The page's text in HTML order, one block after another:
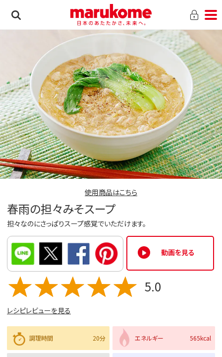
使用商品はこちら
春雨の担々みそスープ
担々なのにさっぱりスープ感覚でいただけます。
動画を見る
5.0
レシピレビューを見る
調理時間 20分 エネルギー 565kcal